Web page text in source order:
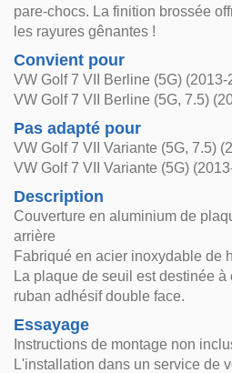
pare-chocs. La finition brossée
les rayures gênantes !
Convient pour
VW Golf 7 VII Berline (5G) (2013-
VW Golf 7 VII Berline (5G, 7.5)
Pas adapté pour
VW Golf 7 VII Variante (5G, 7.5)
VW Golf 7 VII Variante (5G)
Description
Couverture en aluminium de
arrière
Fabriqué en acier inoxydable de
La plaque de seuil est destinée
ruban adhésif double face.
Essayage
Instructions de montage non
L'installation dans un service de